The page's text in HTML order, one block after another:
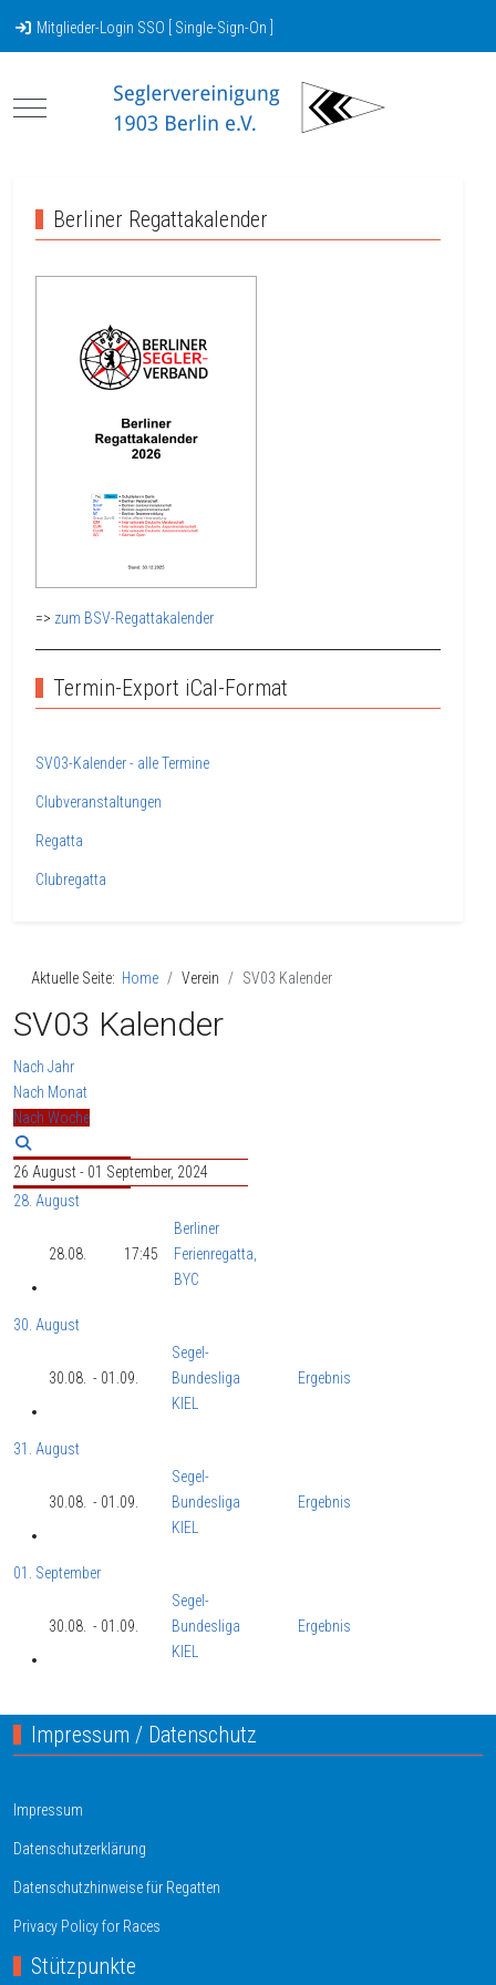
Mitglieder-Login SSO [ Single-Sign-On ]
Mobile Menu Toggle
Berliner Regattakalender
=> zum BSV-Regattakalender
Termin-Export iCal-Format
SV03-Kalender - alle Termine
Clubveranstaltungen
Regatta
Clubregatta
Aktuelle Seite: Home Verein SV03 Kalender
SV03 Kalender
Nach Jahr
Nach Monat
Nach Woche
26 August - 01 September, 2024
28. August
28.08. 17:45
Berliner
Ferienregatta,
BYC
30. August
30.08. - 01.09.
Segel-
Bundesliga
KIEL
Ergebnis
31. August
30.08. - 01.09.
Segel-
Bundesliga
KIEL
Ergebnis
01. September
30.08. - 01.09.
Segel-
Bundesliga
KIEL
Ergebnis
Impressum / Datenschutz
Impressum
Datenschutzerklärung
Datenschutzhinweise für Regatten
Privacy Policy for Races
Stützpunkte